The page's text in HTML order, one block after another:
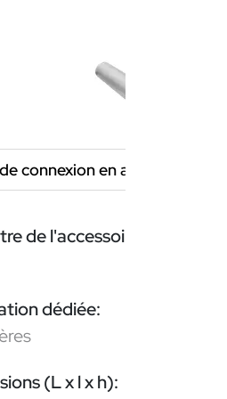
connexion en aluminium
de l'accessoire (mm):
dédiée:
(L x l x h):